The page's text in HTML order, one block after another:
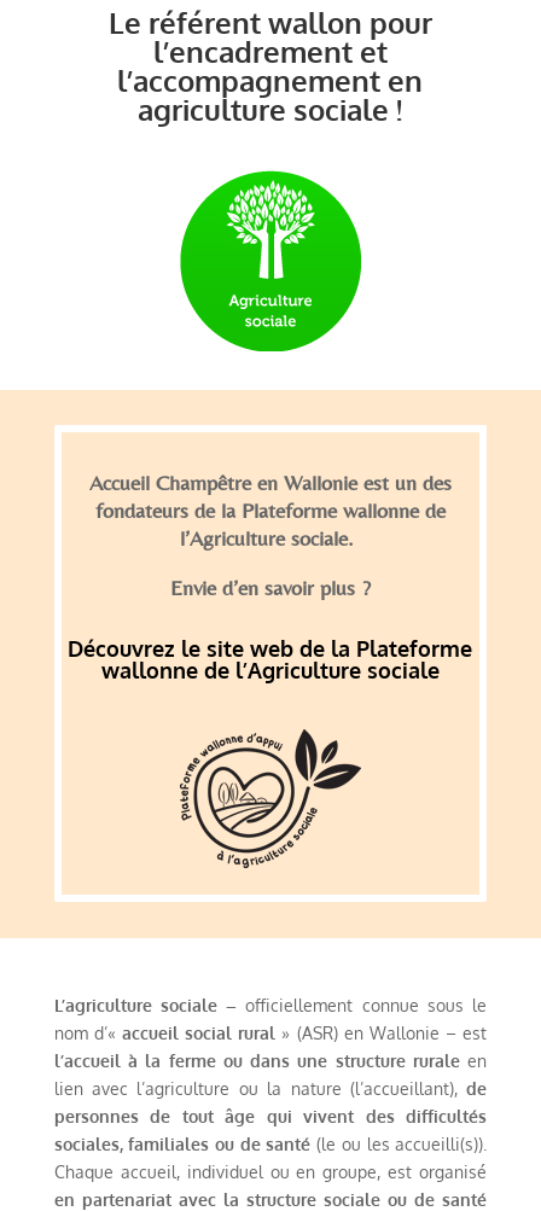
Le référent wallon pour
l’encadrement et
l’accompagnement en
agriculture sociale !
Accueil Champêtre en Wallonie est un des
fondateurs de la Plateforme wallonne de
l’Agriculture sociale.
Envie d’en savoir plus ?
Découvrez le site web de la Plateforme
wallonne de l’Agriculture sociale
L’agriculture sociale – officiellement connue sous le
nom d’«accueil social rural » (ASR) en Wallonie – est
l’accueil à la ferme ou dans une structure ruraleen
lien avec l’agriculture ou la nature (l’accueillant),de
personnes de tout âge qui vivent des difficultés
sociales, familiales ou de santé(le ou les accueilli(s)).
Chaque accueil, individuel ou en groupe, est organisé
en partenariat avec la structure sociale ou de santé